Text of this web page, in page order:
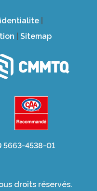
Sitemap
5663-4538-01
droits réservés.